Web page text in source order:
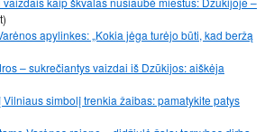
apylinkes: „Kokia jėga turėjo būti, kad beržą
– sukrečiantys vaizdai iš Dzūkijos: aiškėja
Vilniaus simbolį trenkia žaibas: pamatykite patys